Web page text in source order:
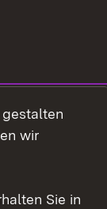
wir
Sie in